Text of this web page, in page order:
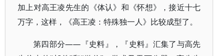
加上对高王凌先生的《体认》和《怀想》，接近十七
万字，这样，《高王凌：特殊独一人》比较成型了。
第四部分——『史料』，『史料』汇集了与高先